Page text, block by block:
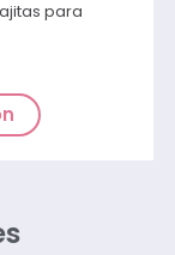
para